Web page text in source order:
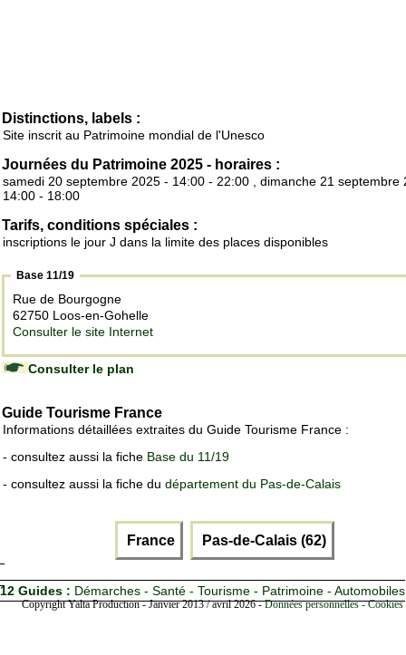
Distinctions, labels :
Site inscrit au Patrimoine mondial de l'Unesco
Journées du Patrimoine 2025 - horaires :
samedi 20 septembre 2025 - 14:00 - 22:00 , dimanche 21 septembre
14:00 - 18:00
Tarifs, conditions spéciales :
inscriptions le jour J dans la limite des places disponibles
Base 11/19
Rue de Bourgogne
62750 Loos-en-Gohelle
Consulter le site Internet
Consulter le plan
Guide Tourisme France
Informations détaillées extraites du Guide Tourisme France :
- consultez aussi la fiche Base du 11/19
- consultez aussi la fiche du département du Pas-de-Calais
France Pas-de-Calais (62)
12 Guides : Démarches - Santé - Tourisme - Patrimoine - Automobiles
Copyright Yalta Production - Janvier 2013 / avril 2026 -Données personnelles -